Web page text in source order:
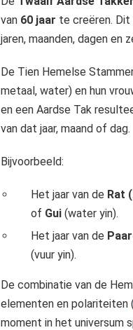
van 60 jaar te creëren.
jaren, maanden, dagen en
De Tien Hemelse
metaal, water) en hun
en een Aardse Tak
van dat jaar, maand of dag.
Bijvoorbeeld:
Het jaar van de Rat
of Gui(water yin).
Het jaar van de
(vuur yin).
De combinatie van de
elementen en polariteiten
moment in het universum